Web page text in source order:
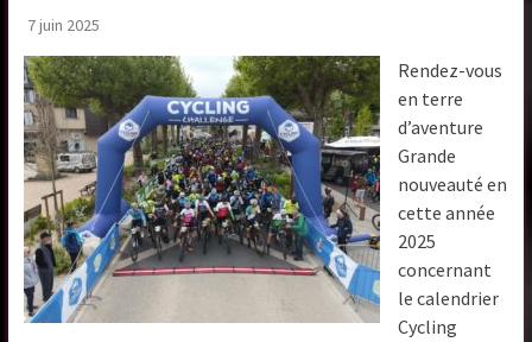
7 juin 2025
Rendez-vous
en terre
d’aventure
Grande
nouveauté en
cette année
2025
concernant
le calendrier
Cycling